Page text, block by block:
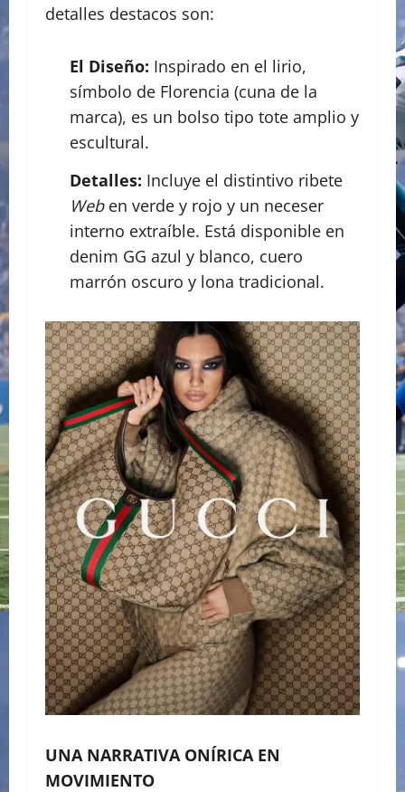
detalles destacos son:
El Diseño: Inspirado en el lirio,
símbolo de Florencia (cuna de la
marca), es un bolso tipo tote amplio y
escultural.
Detalles: Incluye el distintivo ribete
Weben verde y rojo y un neceser
interno extraíble. Está disponible en
denim GG azul y blanco, cuero
marrón oscuro y lona tradicional.
UNA NARRATIVA ONÍRICA EN
MOVIMIENTO